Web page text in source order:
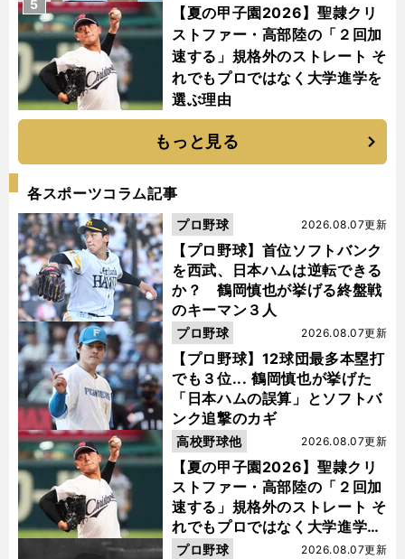
【夏の甲子園2026】聖隷クリ
ストファー・高部陸の「２回加
速する」規格外のストレート そ
れでもプロではなく大学進学を
選ぶ理由
5
もっと見る
各スポーツコラム記事
【プロ野球】首位ソフトバンク
を西武、日本ハムは逆転できる
か？ 鶴岡慎也が挙げる終盤戦
のキーマン３人
2026.08.07更新
プロ野球
【プロ野球】12球団最多本塁打
でも３位... 鶴岡慎也が挙げた
「日本ハムの誤算」とソフトバ
ンク追撃のカギ
2026.08.07更新
プロ野球
【夏の甲子園2026】聖隷クリ
ストファー・高部陸の「２回加
速する」規格外のストレート そ
れでもプロではなく大学進学を
選ぶ理由
2026.08.07更新
高校野球他
2026.08.07更新
プロ野球